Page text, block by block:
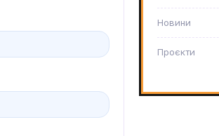
Новини
Проєкти